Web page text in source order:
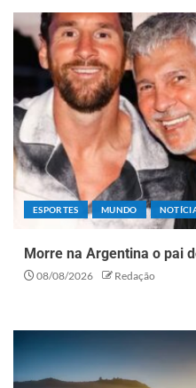
ESPORTES MUNDO
Morre na Argentina o pai
08/08/2026 Redação